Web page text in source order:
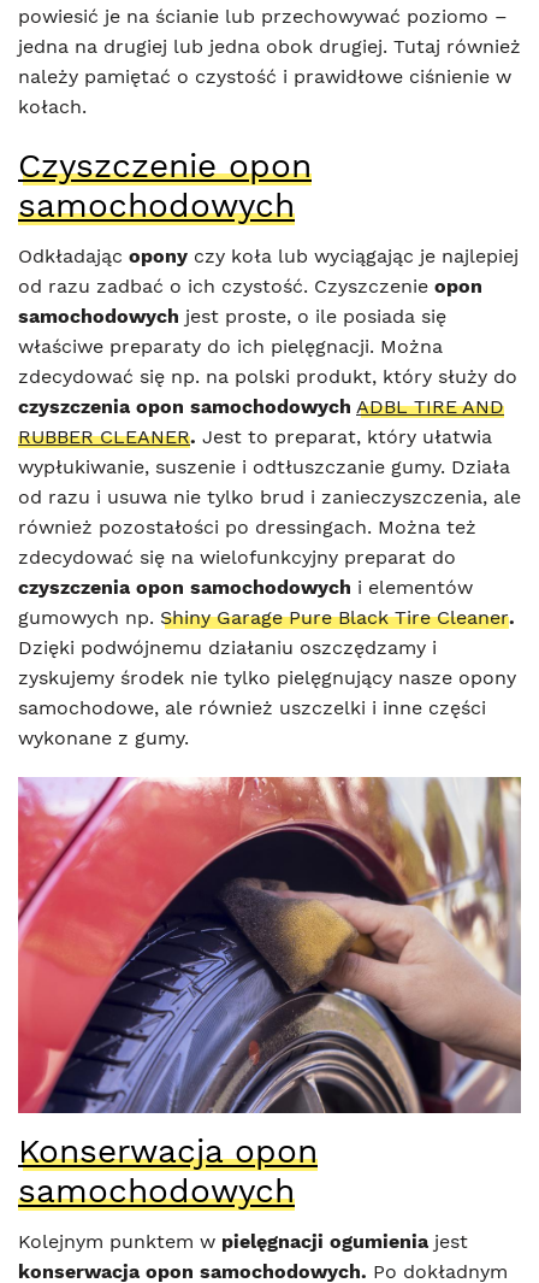
powiesić je na ścianie lub przechowywać poziomo –
jedna na drugiej lub jedna obok drugiej. Tutaj również
należy pamiętać o czystość i prawidłowe ciśnienie w
kołach.
Czyszczenie opon
samochodowych
Odkładając opony czy koła lub wyciągając je najlepiej
od razu zadbać o ich czystość. Czyszczenie opon
samochodowych jest proste, o ile posiada się
właściwe preparaty do ich pielęgnacji. Można
zdecydować się np. na polski produkt, który służy do
czyszczenia opon samochodowych ADBL TIRE AND
RUBBER CLEANER. Jest to preparat, który ułatwia
wypłukiwanie, suszenie i odtłuszczanie gumy. Działa
od razu i usuwa nie tylko brud i zanieczyszczenia, ale
również pozostałości po dressingach. Można też
zdecydować się na wielofunkcyjny preparat do
czyszczenia opon samochodowych i elementów
gumowych np. Shiny Garage Pure Black Tire Cleaner.
Dzięki podwójnemu działaniu oszczędzamy i
zyskujemy środek nie tylko pielęgnujący nasze opony
samochodowe, ale również uszczelki i inne części
wykonane z gumy.
Konserwacja opon
samochodowych
Kolejnym punktem w pielęgnacji ogumienia jest
konserwacja opon samochodowych. Po dokładnym